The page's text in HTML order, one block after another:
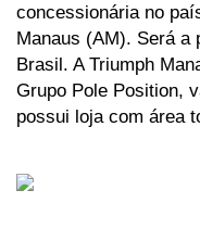
concessionária no
Manaus (AM). Será a
Brasil. A Triumph
Grupo Pole Position,
possui loja com área